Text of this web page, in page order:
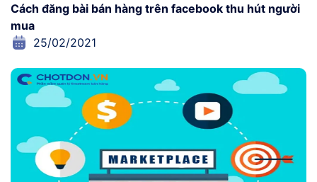
Cách đăng bài bán hàng trên facebook thu hút người
mua
25/02/2021